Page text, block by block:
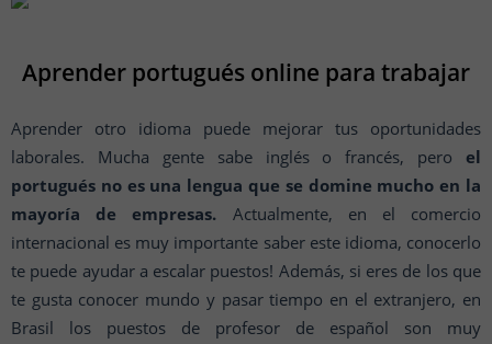
Aprender portugués online para trabajar
Aprender otro idioma puede mejorar tus oportunidades
laborales. Mucha gente sabe inglés o francés, pero el
portugués no es una lengua que se domine mucho en la
mayoría de empresas. Actualmente, en el comercio
internacional es muy importante saber este idioma, conocerlo
te puede ayudar a escalar puestos! Además, si eres de los que
te gusta conocer mundo y pasar tiempo en el extranjero, en
Brasil los puestos de profesor de español son muy